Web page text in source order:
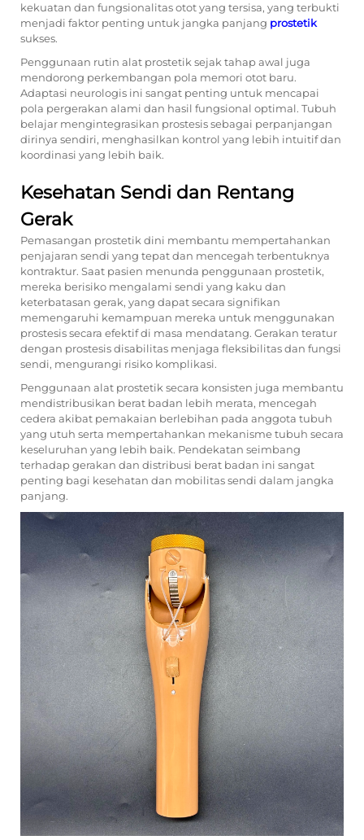
kekuatan dan fungsionalitas otot yang tersisa, yang terbukti
menjadi faktor penting untuk jangka panjang prostetik
sukses.
Penggunaan rutin alat prostetik sejak tahap awal juga
mendorong perkembangan pola memori otot baru.
Adaptasi neurologis ini sangat penting untuk mencapai
pola pergerakan alami dan hasil fungsional optimal. Tubuh
belajar mengintegrasikan prostesis sebagai perpanjangan
dirinya sendiri, menghasilkan kontrol yang lebih intuitif dan
koordinasi yang lebih baik.
Kesehatan Sendi dan Rentang
Gerak
Pemasangan prostetik dini membantu mempertahankan
penjajaran sendi yang tepat dan mencegah terbentuknya
kontraktur. Saat pasien menunda penggunaan prostetik,
mereka berisiko mengalami sendi yang kaku dan
keterbatasan gerak, yang dapat secara signifikan
memengaruhi kemampuan mereka untuk menggunakan
prostesis secara efektif di masa mendatang. Gerakan teratur
dengan prostesis disabilitas menjaga fleksibilitas dan fungsi
sendi, mengurangi risiko komplikasi.
Penggunaan alat prostetik secara konsisten juga membantu
mendistribusikan berat badan lebih merata, mencegah
cedera akibat pemakaian berlebihan pada anggota tubuh
yang utuh serta mempertahankan mekanisme tubuh secara
keseluruhan yang lebih baik. Pendekatan seimbang
terhadap gerakan dan distribusi berat badan ini sangat
penting bagi kesehatan dan mobilitas sendi dalam jangka
panjang.